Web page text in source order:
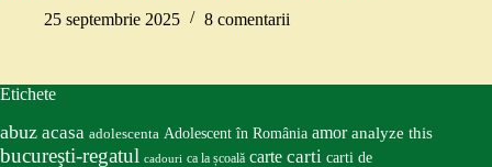
25 septembrie 2025
8 comentarii
Etichete
abuz acasa adolescenta Adolescent în România amor analyze this
bucureşti-regatul cadouri ca la școală carte carti carti de